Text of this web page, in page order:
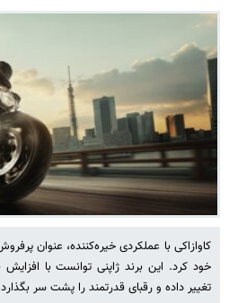
کاوازاکی با عملکردی خیره‌کننده، عنوان
خود کرد. این برند ژاپنی توانست با
تغییر داده و رقبای قدرتمند را پشت سر